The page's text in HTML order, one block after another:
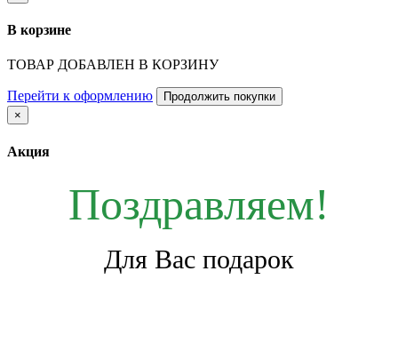
В корзине
ТОВАР ДОБАВЛЕН В КОРЗИНУ
Перейти к оформлению
Продолжить покупки
×
Акция
Поздравляем!
Для Вас подарок